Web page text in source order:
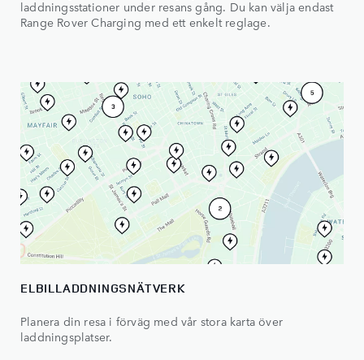
laddningsstationer under resans gång. Du kan välja endast
Range Rover Charging med ett enkelt reglage.
ELBILLADDNINGSNÄTVERK
Planera din resa i förväg med vår stora karta över
laddningsplatser.